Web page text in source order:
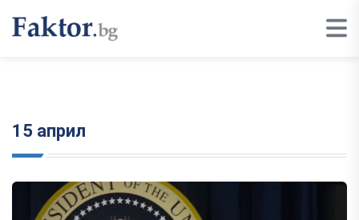
15 април